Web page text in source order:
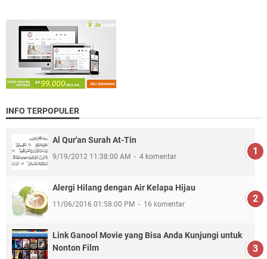
INFO TERPOPULER
Al Qur'an Surah At-Tin
9/19/2012 11:38:00 AM 4 komentar
Alergi Hilang dengan Air Kelapa Hijau
11/06/2016 01:58:00 PM 16 komentar
Link Ganool Movie yang Bisa Anda Kunjungi untuk
Nonton Film